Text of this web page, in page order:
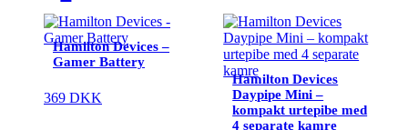
Hamilton Devices –
Gamer Battery
369 DKK
Hamilton Devices
Daypipe Mini –
kompakt urtepibe med
4 separate kamre